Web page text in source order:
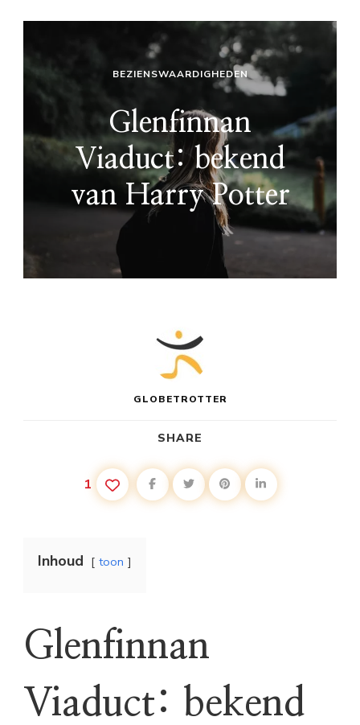
BEZIENSWAARDIGHEDEN
Glenfinnan
Viaduct: bekend
van Harry Potter
GLOBETROTTER
SHARE
1
Inhoud toon
Glenfinnan
Viaduct: bekend